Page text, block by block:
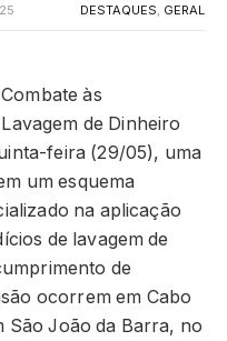
DESTAQUES GERAL
às
de Dinheiro
feira (29/05), uma
um esquema
na aplicação
de lavagem de
de
ocorrem em Cabo
São João da Barra, no